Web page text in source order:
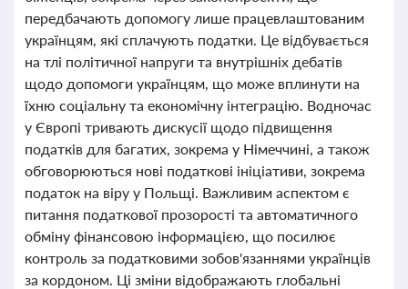
передбачають допомогу лише працевлаштованим
українцям, які сплачують податки. Це відбувається
на тлі політичної напруги та внутрішніх дебатів
щодо допомоги українцям, що може вплинути на
їхню соціальну та економічну інтеграцію. Водночас
у Європі тривають дискусії щодо підвищення
податків для багатих, зокрема у Німеччині, а також
обговорюються нові податкові ініціативи, зокрема
податок на віру у Польщі. Важливим аспектом є
питання податкової прозорості та автоматичного
обміну фінансовою інформацією, що посилює
контроль за податковими зобов'язаннями українців
за кордоном. Ці зміни відображають глобальні